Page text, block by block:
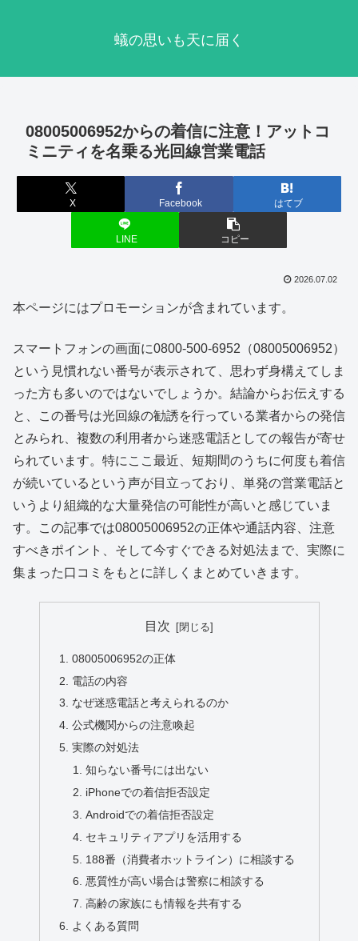
蟻の思いも天に届く
08005006952からの着信に注意！アットコ
ミニティを名乗る光回線営業電話
X Facebook はてブ
LINE コピー
2026.07.02
本ページにはプロモーションが含まれています。
スマートフォンの画面に0800-500-6952（08005006952）
という見慣れない番号が表示されて、思わず身構えてしま
った方も多いのではないでしょうか。結論からお伝えする
と、この番号は光回線の勧誘を行っている業者からの発信
とみられ、複数の利用者から迷惑電話としての報告が寄せ
られています。特にここ最近、短期間のうちに何度も着信
が続いているという声が目立っており、単発の営業電話と
いうより組織的な大量発信の可能性が高いと感じていま
す。この記事では08005006952の正体や通話内容、注意
すべきポイント、そして今すぐできる対処法まで、実際に
集まった口コミをもとに詳しくまとめていきます。
目次
08005006952の正体
電話の内容
なぜ迷惑電話と考えられるのか
公式機関からの注意喚起
実際の対処法
知らない番号には出ない
iPhoneでの着信拒否設定
Androidでの着信拒否設定
セキュリティアプリを活用する
188番（消費者ホットライン）に相談する
悪質性が高い場合は警察に相談する
高齢の家族にも情報を共有する
よくある質問